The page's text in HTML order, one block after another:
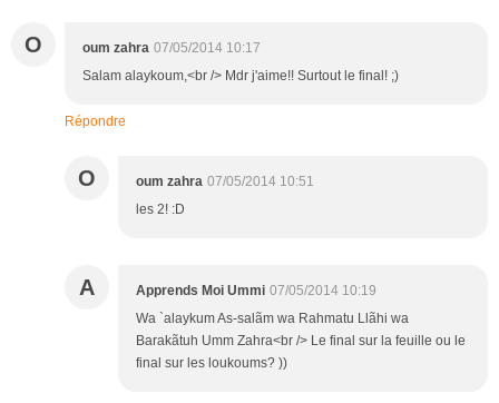
O oum zahra 07/05/2014 10:17
Salam alaykoum,<br /> Mdr j'aime!! Surtout le final! ;)
Répondre
O oum zahra 07/05/2014 10:51
les 2! :D
A Apprends Moi Ummi 07/05/2014 10:19
Wa `alaykum As-salãm wa Rahmatu Llãhi wa
Barakãtuh Umm Zahra<br /> Le final sur la feuille ou le
final sur les loukoums? ))